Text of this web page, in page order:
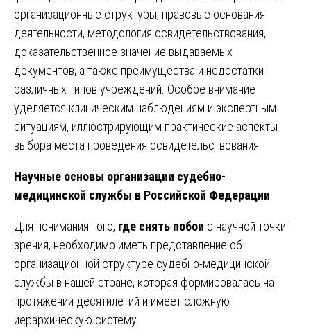
организационные структуры, правовые основания
деятельности, методология освидетельствования,
доказательственное значение выдаваемых
документов, а также преимущества и недостатки
различных типов учреждений. Особое внимание
уделяется клиническим наблюдениям и экспертным
ситуациям, иллюстрирующим практические аспекты
выбора места проведения освидетельствования.
Научные основы организации судебно-
медицинской службы в Российской Федерации
Для понимания того, где снять побои с научной точки
зрения, необходимо иметь представление об
организационной структуре судебно-медицинской
службы в нашей стране, которая формировалась на
протяжении десятилетий и имеет сложную
иерархическую систему.